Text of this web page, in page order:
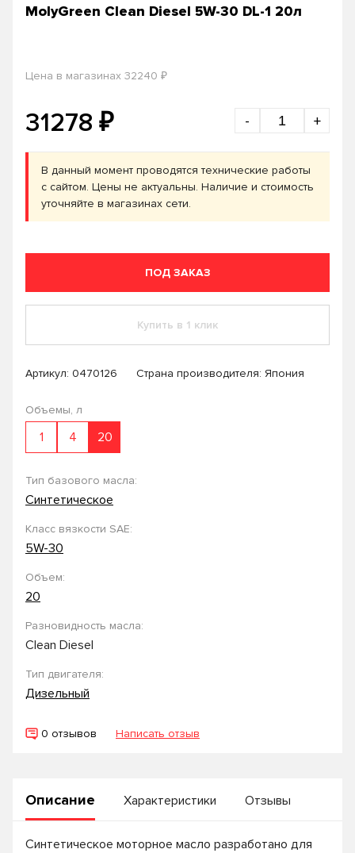
MolyGreen Clean Diesel 5W-30 DL-1 20л
Цена в магазинах 32240 ₽
31278 ₽ - +
В данный момент проводятся технические работы
с сайтом. Цены не актуальны. Наличие и стоимость
уточняйте в магазинах сети.
ПОД ЗАКАЗ
Купить в 1 клик
Артикул: 0470126 Страна производителя: Япония
Объемы, л
1 4 20
Тип базового масла:
Синтетическое
Класс вязкости SAE:
5W-30
Объем:
20
Разновидность масла:
Clean Diesel
Тип двигателя:
Дизельный
0 отзывов Написать отзыв
Описание Характеристики Отзывы
Синтетическое моторное масло разработано для